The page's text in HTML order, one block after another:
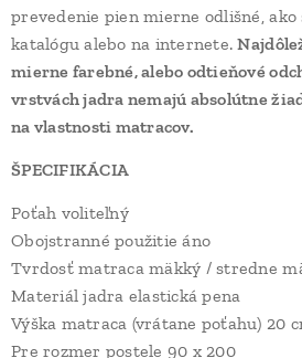
prevedenie pien mierne odlišné,
katalógu alebo na internete.
mierne farebné, alebo odtieňové
vrstvách jadra nemajú absolútne
na vlastnosti matracov.
ŠPECIFIKÁCIA
Poťah voliteľný
Obojstranné použitie áno
Tvrdosť matraca mäkký / stredne
Materiál jadra elastická pena
Výška matraca (vrátane poťahu) 20
Pre rozmer postele 90 x 200